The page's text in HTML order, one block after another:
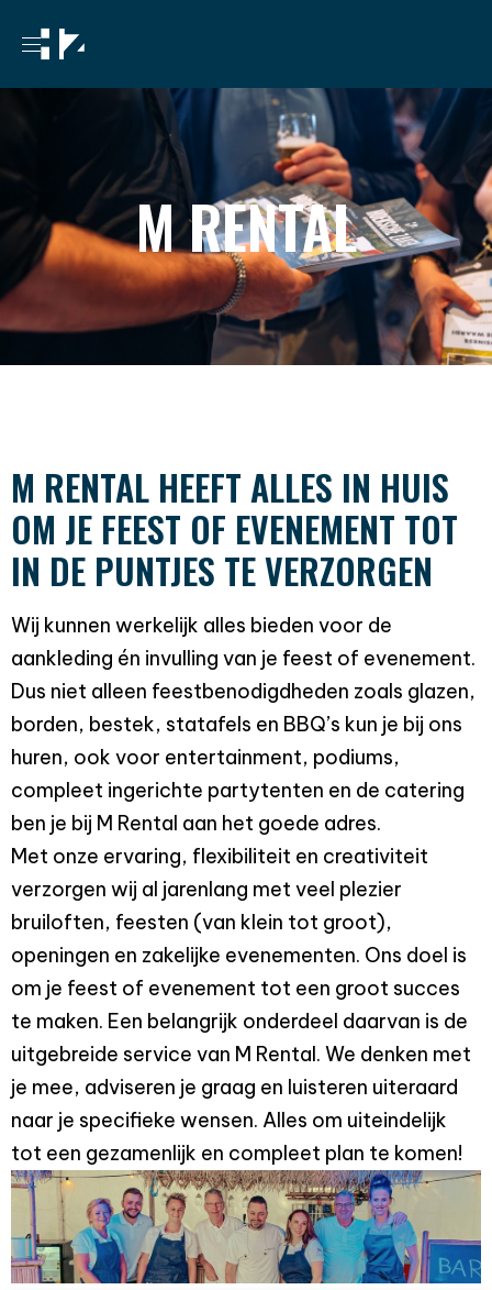
M RENTAL
M RENTAL HEEFT ALLES IN HUIS
OM JE FEEST OF EVENEMENT TOT
IN DE PUNTJES TE VERZORGEN
Wij kunnen werkelijk alles bieden voor de
aankleding én invulling van je feest of evenement.
Dus niet alleen feestbenodigdheden zoals glazen,
borden, bestek, statafels en BBQ’s kun je bij ons
huren, ook voor entertainment, podiums,
compleet ingerichte partytenten en de catering
ben je bij M Rental aan het goede adres.
Met onze ervaring, flexibiliteit en creativiteit
verzorgen wij al jarenlang met veel plezier
bruiloften, feesten (van klein tot groot),
openingen en zakelijke evenementen. Ons doel is
om je feest of evenement tot een groot succes
te maken. Een belangrijk onderdeel daarvan is de
uitgebreide service van M Rental. We denken met
je mee, adviseren je graag en luisteren uiteraard
naar je specifieke wensen. Alles om uiteindelijk
tot een gezamenlijk en compleet plan te komen!